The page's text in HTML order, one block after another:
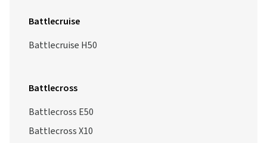
Battlecruise
Battlecruise H50
Battlecross
Battlecross E50
Battlecross X10